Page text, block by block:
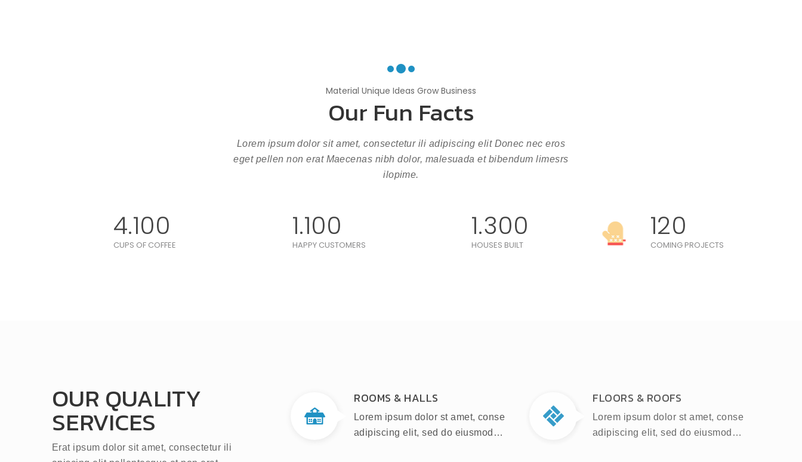
Material Unique Ideas Grow Business
Our Fun Facts
Lorem ipsum dolor sit amet, consectetur ili adipiscing elit Donec nec eros
eget pellen non erat Maecenas nibh dolor, malesuada et bibendum limesrs
ilopime.
4.100
CUPS OF COFFEE
1.100
HAPPY CUSTOMERS
1.300
HOUSES BUILT
120
COMING PROJECTS
OUR QUALITY
SERVICES
Erat ipsum dolor sit amet, consectetur ili
ROOMS & HALLS
Lorem ipsum dolor st amet, conse
adipiscing elit, sed do eiusmod…
FLOORS & ROOFS
Lorem ipsum dolor st amet, conse
adipiscing elit, sed do eiusmod…